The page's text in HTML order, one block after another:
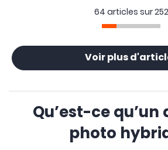
64 articles sur252
Voir plus
Qu’est-ce
photo